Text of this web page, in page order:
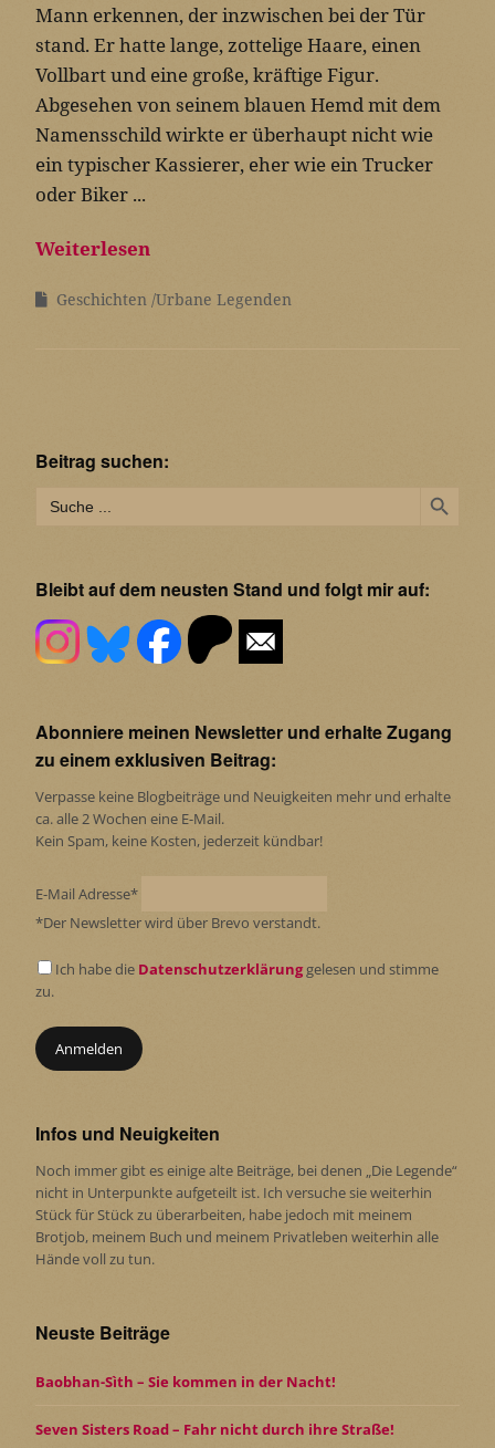
Mann erkennen, der inzwischen bei der Tür
stand. Er hatte lange, zottelige Haare, einen
Vollbart und eine große, kräftige Figur.
Abgesehen von seinem blauen Hemd mit dem
Namensschild wirkte er überhaupt nicht wie
ein typischer Kassierer, eher wie ein Trucker
oder Biker ...
Weiterlesen
Geschichten Urbane Legenden
Beitrag suchen:
for:
Bleibt auf dem neusten Stand und folgt mir auf:
Abonniere meinen Newsletter und erhalte Zugang
zu einem exklusiven Beitrag:
Verpasse keine Blogbeiträge und Neuigkeiten mehr und erhalte
ca. alle 2 Wochen eine E-Mail.
Kein Spam, keine Kosten, jederzeit kündbar!
E-Mail Adresse*
*Der Newsletter wird über Brevo verstandt.
Ich habe die Datenschutzerklärunggelesen und stimme
zu.
Infos und Neuigkeiten
Noch immer gibt es einige alte Beiträge, bei denen „Die Legende“
nicht in Unterpunkte aufgeteilt ist. Ich versuche sie weiterhin
Stück für Stück zu überarbeiten, habe jedoch mit meinem
Brotjob, meinem Buch und meinem Privatleben weiterhin alle
Hände voll zu tun.
Neuste Beiträge
Baobhan-Sìth – Sie kommen in der Nacht!
Seven Sisters Road – Fahr nicht durch ihre Straße!